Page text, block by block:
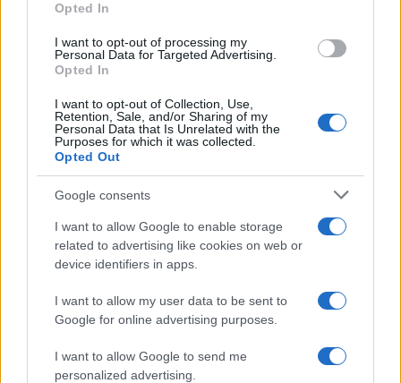
Opted In
I want to opt-out of processing my
Personal Data for Targeted Advertising.
Opted In
I want to opt-out of Collection, Use,
Retention, Sale, and/or Sharing of my
Personal Data that Is Unrelated with the
Purposes for which it was collected.
Opted Out
Google consents
I want to allow Google to enable storage
related to advertising like cookies on web or
device identifiers in apps.
I want to allow my user data to be sent to
Google for online advertising purposes.
I want to allow Google to send me
personalized advertising.
εκπαιδευτικών (ΔΟΕ-ΟΛΜΕ) αναφέρθηκαν στον
εντεινόμενο αυταρχισμό εκ μέρους της κυβέρνησης,
στις εκδικητικές διώξεις συνδικαλιστών, στις
χαμηλότατες αποδοχές των εκπαιδευτικών, στην
δραματική κτηριακή κατάσταση που βρίσκονται πολλές
σχολικές μονάδες και στα ζητήματα αξιολόγησης-
κατηγοριοποίησης του δημόσιου σχολείου. Οι
εκπρόσωποι της ΠΟΣΕΕΠΕΑ (Ομοσπονδία Συλλόγων
μίλησαν για την τραγική υποστελέχωση των σχολείων
από ειδικούς επιστήμονες (ψυχολόγους, νοσηλευτές,
ειδικούς παιδαγωγούς), για τους κινδύνους που
αντιμετωπίζουν στη σημερινή εποχή οι μαθητές και για